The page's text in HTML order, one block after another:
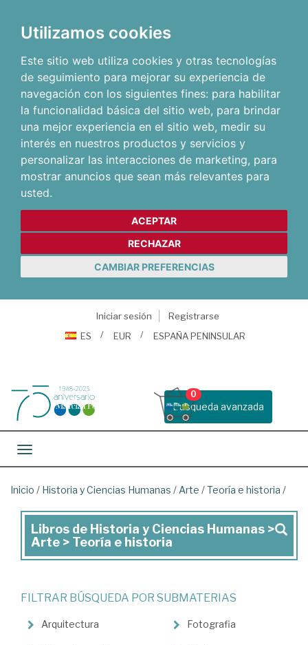
Utilizamos cookies
Este sitio web utiliza cookies y otras tecnologías
de seguimiento para mejorar su experiencia de
navegación con los siguientes fines: para habilitar
la funcionalidad básica del sitio web, para brindar
una mejor experiencia en el sitio web, medir su
interés en nuestros productos y servicios y
personalizar las interacciones de marketing, para
mostrar anuncios que sean más relevantes para
usted.
ACEPTAR
RECHAZAR
CAMBIAR PREFERENCIAS
Iniciar sesión
Registrarse
ES
EUR ESPAÑA PENINSULAR
Busqueda avanzada
0
Toggle navigation
Inicio / Historia y Ciencias Humanas / Arte /Teoría e historia /
Libros
de
y
Ciencias
Libros de Historia y Ciencias Humanas >
Arte > Teoría e historia
FILTRAR BÚSQUEDA POR SUBMATERIAS
Arquitectura Fotografia